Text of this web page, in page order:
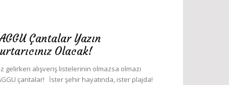
Çantalar Yazın
Olacak!
gelirken alışveriş listelerinin olmazsa olmazı
çantalar! İster şehir hayatında, ister plajda!